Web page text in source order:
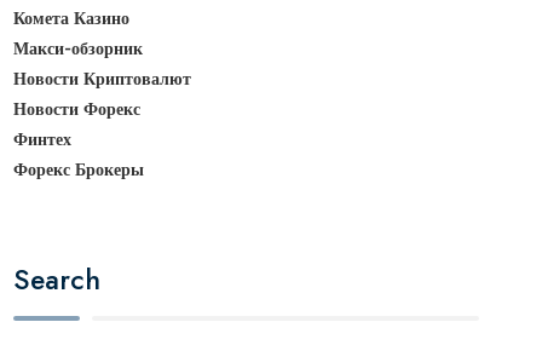
Комета Казино
Макси-обзорник
Новости Криптовалют
Новости Форекс
Финтех
Форекс Брокеры
Search